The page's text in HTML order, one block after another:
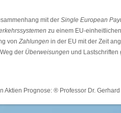
mit der Single European
zu einem EU-
von Zahlungen in der EU mit der Zeit
der Überweisungen und Lastschriften
Aktien Prognose: ® Professor Dr.